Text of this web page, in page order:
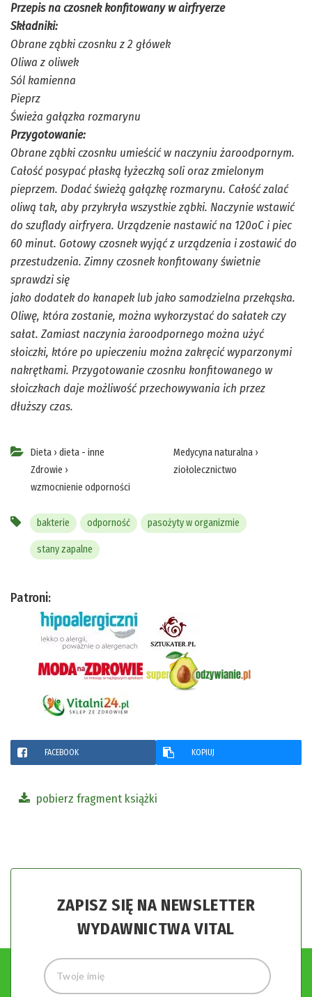
Przepis na czosnek konfitowany w airfryerze
Składniki:
Obrane ząbki czosnku z 2 główek
Oliwa z oliwek
Sól kamienna
Pieprz
Świeża gałązka rozmarynu
Przygotowanie:
Obrane ząbki czosnku umieścić w naczyniu żaroodpornym.
Całość posypać płaską łyżeczką soli oraz zmielonym
pieprzem. Dodać świeżą gałązkę rozmarynu. Całość zalać
oliwą tak, aby przykryła wszystkie ząbki. Naczynie wstawić
do szuflady airfryera. Urządzenie nastawić na 120oC i piec
60 minut. Gotowy czosnek wyjąć z urządzenia i zostawić do
przestudzenia. Zimny czosnek konfitowany świetnie
sprawdzi się
jako dodatek do kanapek lub jako samodzielna przekąska.
Oliwę, która zostanie, można wykorzystać do sałatek czy
sałat. Zamiast naczynia żaroodpornego można użyć
słoiczki, które po upieczeniu można zakręcić wyparzonymi
nakrętkami. Przygotowanie czosnku konfitowanego w
słoiczkach daje możliwość przechowywania ich przez
dłuższy czas.
Dieta › dieta - inne
Zdrowie ›
wzmocnienie odporności
Medycyna naturalna›
ziołolecznictwo
bakterie odporność pasożyty w organizmie
stany zapalne
Patroni:
FACEBOOK KOPIUJ
pobierz fragment książki
ZAPISZ SIĘ NA NEWSLETTER
WYDAWNICTWA VITAL